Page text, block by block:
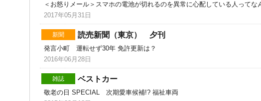
＜お怒りメール＞スマホの電池が切れるのを異常に心配している人ってな
2017年05月31日
新聞 読売新聞（東京） 夕刊
発言小町 運転せず30年 免許更新は？
2016年06月28日
雑誌 ベストカー
敬老の日 SPECIAL 次期愛車候補!? 福祉車両